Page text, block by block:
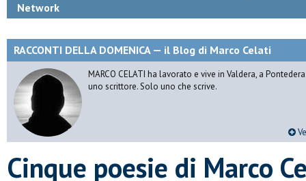
Network
RACCONTI DELLA DOMENICA — il Blog di Marco Celati
MARCO CELATI ha lavorato e vive in Valdera, a
uno scrittore. Solo uno che scrive.
Cinque poesie di Marco